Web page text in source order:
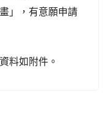
」，有意願申請
料如附件。